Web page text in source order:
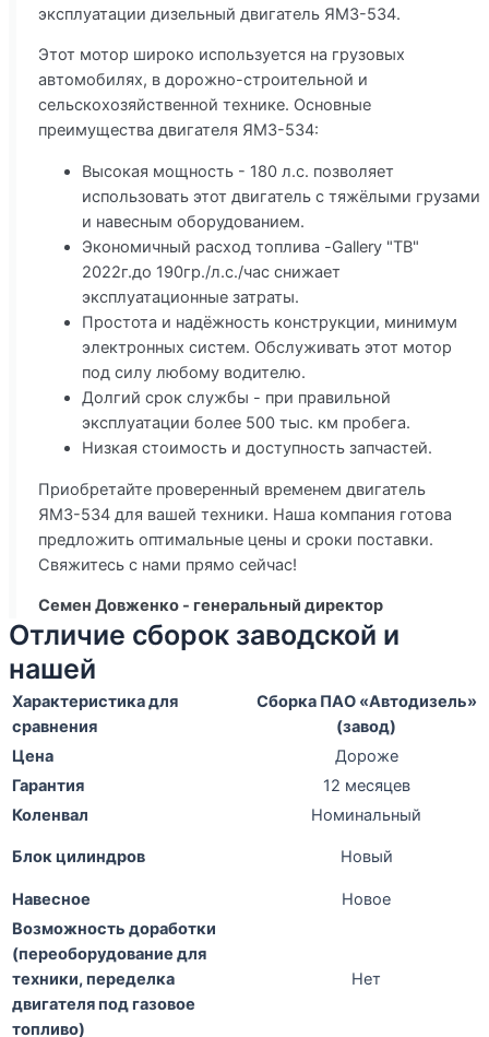
эксплуатации дизельный двигатель ЯМЗ-534.
Этот мотор широко используется на грузовых
автомобилях, в дорожно-строительной и
сельскохозяйственной технике. Основные
преимущества двигателя ЯМЗ-534:
Высокая мощность - 180 л.с. позволяет
использовать этот двигатель с тяжёлыми грузами
и навесным оборудованием.
Экономичный расход топлива -Gallery "ТВ"
2022г.до 190гр./л.с./час снижает
эксплуатационные затраты.
Простота и надёжность конструкции, минимум
электронных систем. Обслуживать этот мотор
под силу любому водителю.
Долгий срок службы - при правильной
эксплуатации более 500 тыс. км пробега.
Низкая стоимость и доступность запчастей.
Приобретайте проверенный временем двигатель
ЯМЗ-534 для вашей техники. Наша компания готова
предложить оптимальные цены и сроки поставки.
Свяжитесь с нами прямо сейчас!
Семен Довженко - генеральный директор
Отличие сборок заводской и
нашей
Характеристика для
сравнения
Сборка ПАО «Автодизель»
(завод)
Цена
Дороже
Гарантия
12 месяцев
Коленвал
Номинальный
Блок цилиндров Новый
Навесное
Новое
Возможность доработки
(переоборудование для
техники, переделка
двигателя под газовое
топливо)
Нет